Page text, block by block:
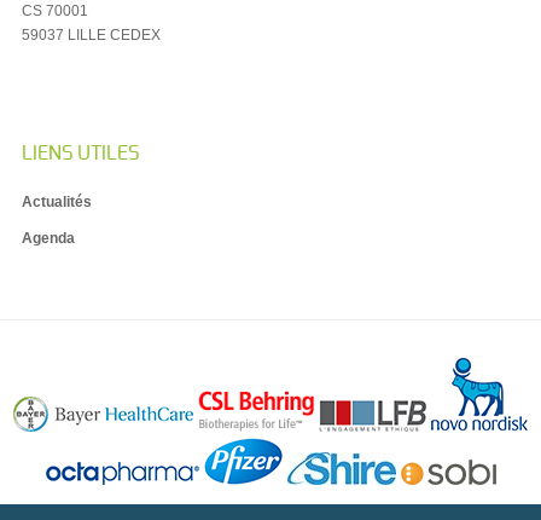
LIENS UTILES
Actualités
Agenda
CS 70001
59037 LILLE CEDEX